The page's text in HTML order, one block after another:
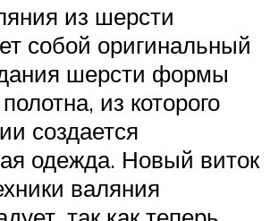
из шерсти
собой оригинальный
шерсти формы
из которого
создается
одежда. Новый виток
валяния